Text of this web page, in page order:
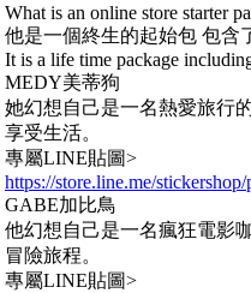
What is an online store starter
他是一個終生的起始包 包含
It is a life time package
MEDY美蒂狗
她幻想自己是一名熱愛旅行
享受生活。
專屬LINE貼圖>
https://store.line.me/
GABE加比鳥
他幻想自己是一名瘋狂電影
冒險旅程。
專屬LINE貼圖>